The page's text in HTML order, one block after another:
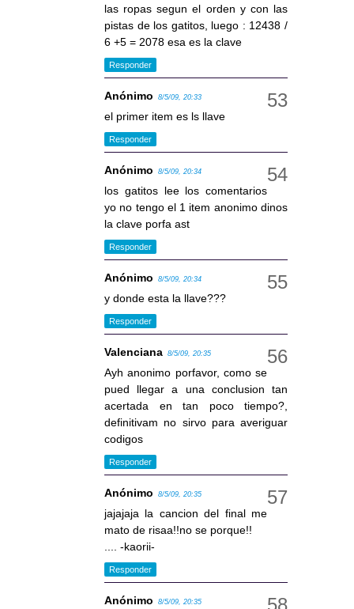
las ropas segun el orden y con las
pistas de los gatitos, luego : 12438 /
6 +5 = 2078 esa es la clave
Responder
Anónimo 8/5/09, 20:33
el primer item es ls llave
Responder
Anónimo 8/5/09, 20:34
los gatitos lee los comentarios
yo no tengo el 1 item anonimo dinos
la clave porfa ast
Responder
Anónimo 8/5/09, 20:34
y donde esta la llave???
Responder
Valenciana 8/5/09, 20:35
Ayh anonimo porfavor, como se
pued llegar a una conclusion tan
acertada en tan poco tiempo?,
definitivam no sirvo para averiguar
codigos
Responder
Anónimo 8/5/09, 20:35
jajajaja la cancion del final me
mato de risaa!!no se porque!!
.... -kaorii-
Responder
Anónimo 8/5/09, 20:35